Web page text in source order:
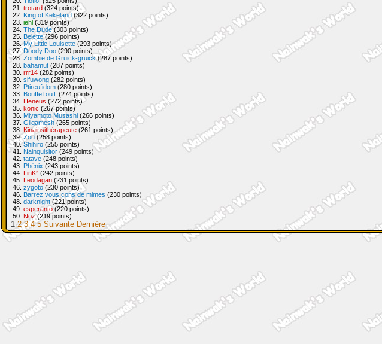
21. trotard (324 points)
22. King of Kekeland (322 points)
23. iehl (319 points)
24. The Dude(303 points)
25. Belette(296 points)
26.My Little Louisette (293 points)
27.Doody Doo (290 points)
28. Zombie de Gruick-gruick(287 points)
28. bahamut (287 points)
30. rrr14 (282 points)
30. sifuwong (282 points)
32. Ptireufidom (280 points)
33. BouffeTouT (274 points)
34. Heneus (272 points)
35. konic (267 points)
36. Miyamoto Musashi (266 points)
37. Gilgamesh (265 points)
38. Kinainsithérapeute (261 points)
39.Zou(258 points)
40.Shihiro (255 points)
41. Nainquisitor (249 points)
42. tatave (248 points)
43. Phénix (243 points)
44. LinK² (242 points)
45. Leodagan (231 points)
46. zygoto (230 points)
46. Barrez vous cons de mimes (230 points)
48. darknight (221 points)
49. esperanto(220 points)
50. Noz(219 points)
1 2 3 4 5 Suivante Dernière